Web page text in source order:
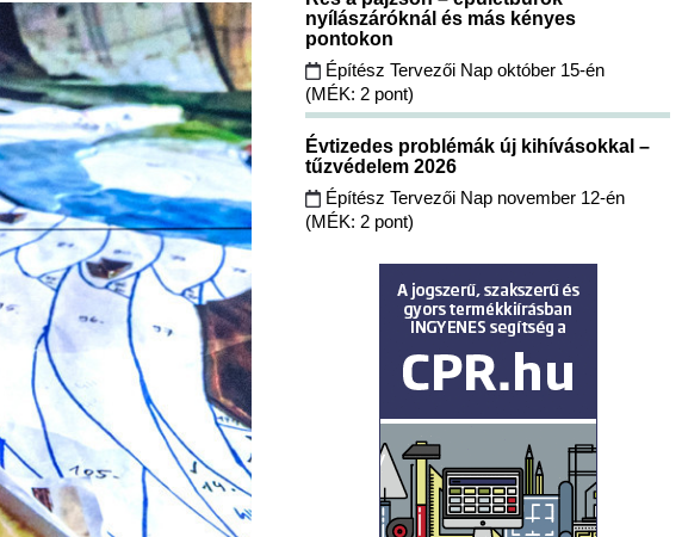
nyílászáróknál és más kényes
pontokon
Építész Tervezői Nap október 15-én
(MÉK: 2 pont)
Évtizedes problémák új kihívásokkal –
tűzvédelem 2026
Építész Tervezői Nap november 12-én
(MÉK: 2 pont)